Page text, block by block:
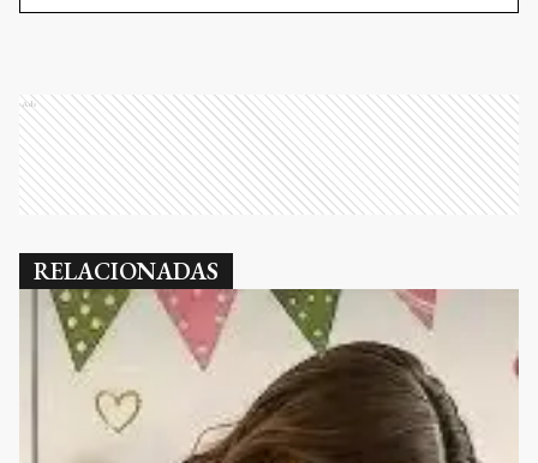
Ads
RELACIONADAS